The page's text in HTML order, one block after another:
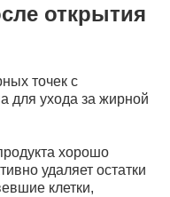
открытия
точек c
для ухода за жирной
хорошо
удаляет остатки
клетки,